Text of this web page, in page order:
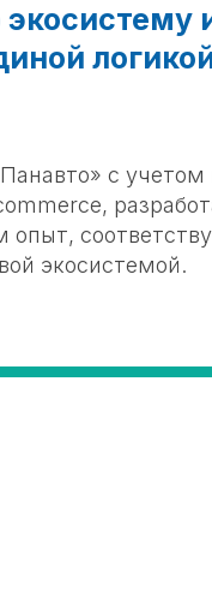
с
опыт,
экосистемой.